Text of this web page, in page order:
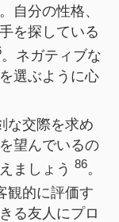
自分の性格、
を探している
。ネガティブな
選ぶように心
な交際を求め
望んでいるの
ましょう 86。
観的に評価す
る友人にプロ